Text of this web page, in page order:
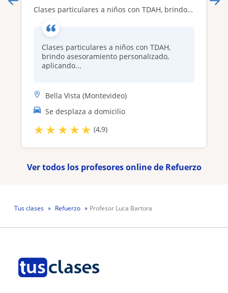
Clases particulares a niños con TDAH, brindo asesoramiento personalizado, aplicando técnicas y estrategias psicológicas
Clases particulares a niños con TDAH,
brindo asesoramiento personalizado,
aplicando...
Bella Vista (Montevideo)
Se desplaza a domicilio
★★ ★★★ (4,9)
Ver todos los profesores online de Refuerzo
Tus clases Refuerzo Profesor Luca Bartora